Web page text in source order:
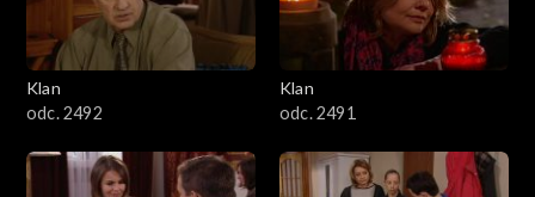
3101–3200
3001–3100
2901–3000
Klan
odc. 2492
Klan
odc. 2491